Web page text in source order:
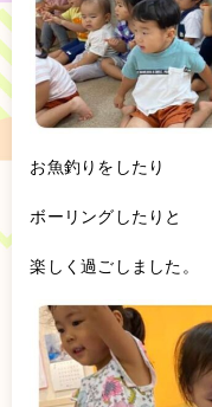
お魚釣りをしたり
ボーリングしたりと
楽しく過ごしました。